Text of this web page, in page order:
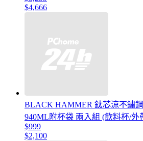
$4,666
BLACK HAMMER 鈦芯涼不鏽
940ML附杯袋 兩入組 (飲料杯/外
$999
$2,100